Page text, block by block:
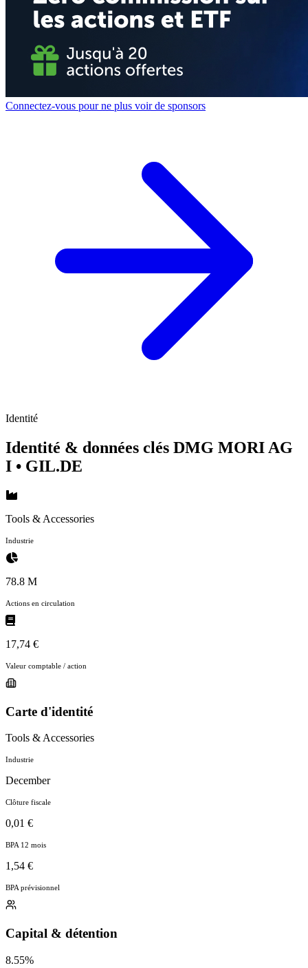
Connectez-vous pour ne plus voir de sponsors
Identité
Identité & données clés DMG MORI AG
I • GIL.DE
Tools & Accessories
Industrie
78.8 M
Actions en circulation
17,74 €
Valeur comptable / action
Carte d'identité
Tools & Accessories
Industrie
December
Clôture fiscale
0,01 €
BPA 12 mois
1,54 €
BPA prévisionnel
Capital & détention
8.55%